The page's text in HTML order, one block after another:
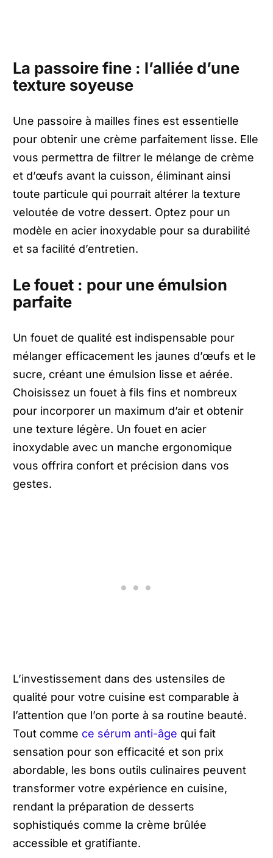
La passoire fine : l’alliée d’une
texture soyeuse
Une passoire à mailles fines est essentielle
pour obtenir une crème parfaitement lisse. Elle
vous permettra de filtrer le mélange de crème
et d’œufs avant la cuisson, éliminant ainsi
toute particule qui pourrait altérer la texture
veloutée de votre dessert. Optez pour un
modèle en acier inoxydable pour sa durabilité
et sa facilité d’entretien.
Le fouet : pour une émulsion
parfaite
Un fouet de qualité est indispensable pour
mélanger efficacement les jaunes d’œufs et le
sucre, créant une émulsion lisse et aérée.
Choisissez un fouet à fils fins et nombreux
pour incorporer un maximum d’air et obtenir
une texture légère. Un fouet en acier
inoxydable avec un manche ergonomique
vous offrira confort et précision dans vos
gestes.
L’investissement dans des ustensiles de
qualité pour votre cuisine est comparable à
l’attention que l’on porte à sa routine beauté.
Tout comme ce sérum anti-âge qui fait
sensation pour son efficacité et son prix
abordable, les bons outils culinaires peuvent
transformer votre expérience en cuisine,
rendant la préparation de desserts
sophistiqués comme la crème brûlée
accessible et gratifiante.